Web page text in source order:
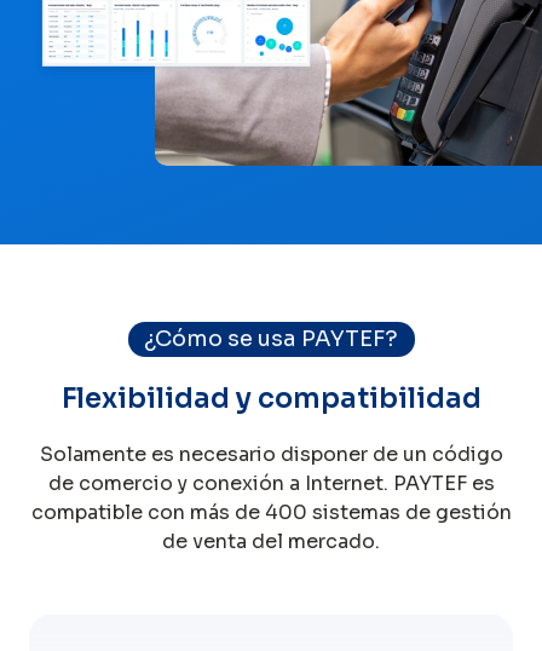
¿Cómo se usa PAYTEF?
Flexibilidad y compatibilidad
Solamente es necesario disponer de un código
de comercio y conexión a Internet. PAYTEF es
compatible con más de 400 sistemas de gestión
de venta del mercado.